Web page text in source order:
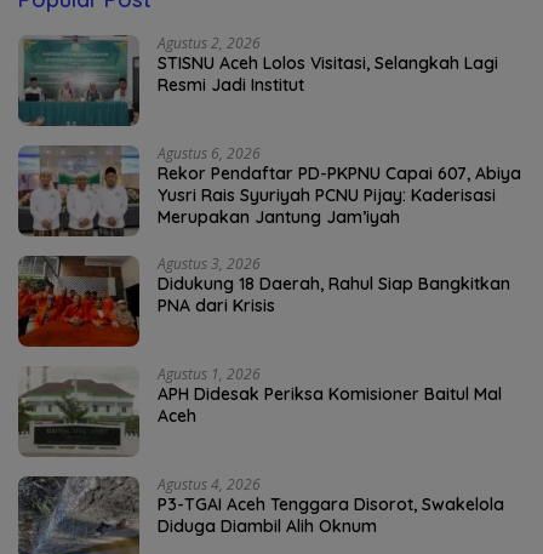
Agustus 2, 2026
STISNU Aceh Lolos Visitasi, Selangkah Lagi
Resmi Jadi Institut
Agustus 6, 2026
Rekor Pendaftar PD-PKPNU Capai 607, Abiya
Yusri Rais Syuriyah PCNU Pijay: Kaderisasi
Merupakan Jantung Jam’iyah
Agustus 3, 2026
Didukung 18 Daerah, Rahul Siap Bangkitkan
PNA dari Krisis
Agustus 1, 2026
APH Didesak Periksa Komisioner Baitul Mal
Aceh
Agustus 4, 2026
P3-TGAI Aceh Tenggara Disorot, Swakelola
Diduga Diambil Alih Oknum